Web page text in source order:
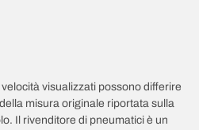
velocità visualizzati possono differire
misura originale riportata sulla
Il rivenditore di pneumatici è un